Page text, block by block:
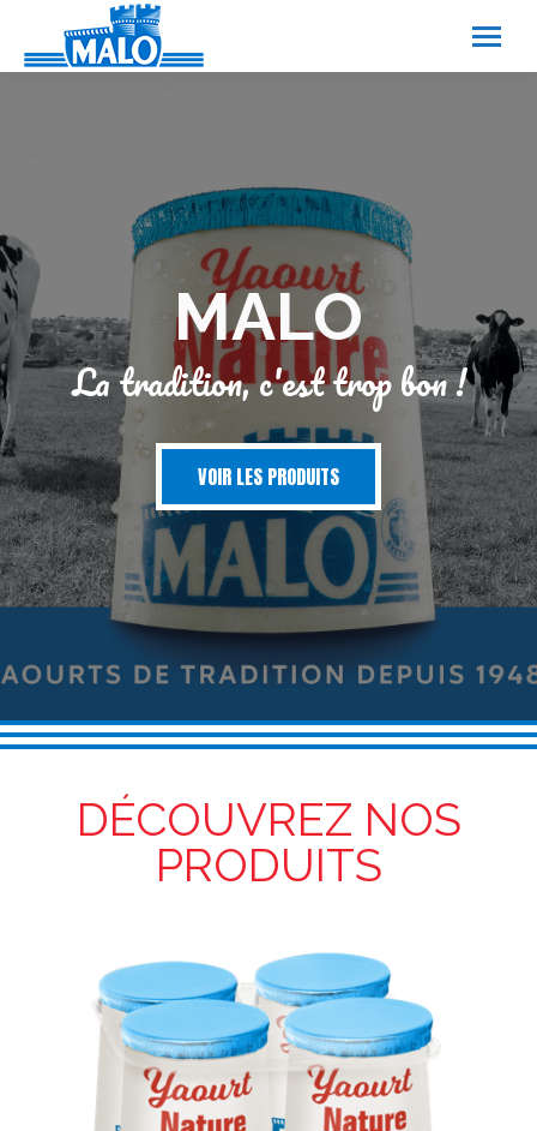
Panneau de gestion des cookies
MALO
La tradition, c'est trop bon !
VOIR LES PRODUITS
DÉCOUVREZ NOS
PRODUITS